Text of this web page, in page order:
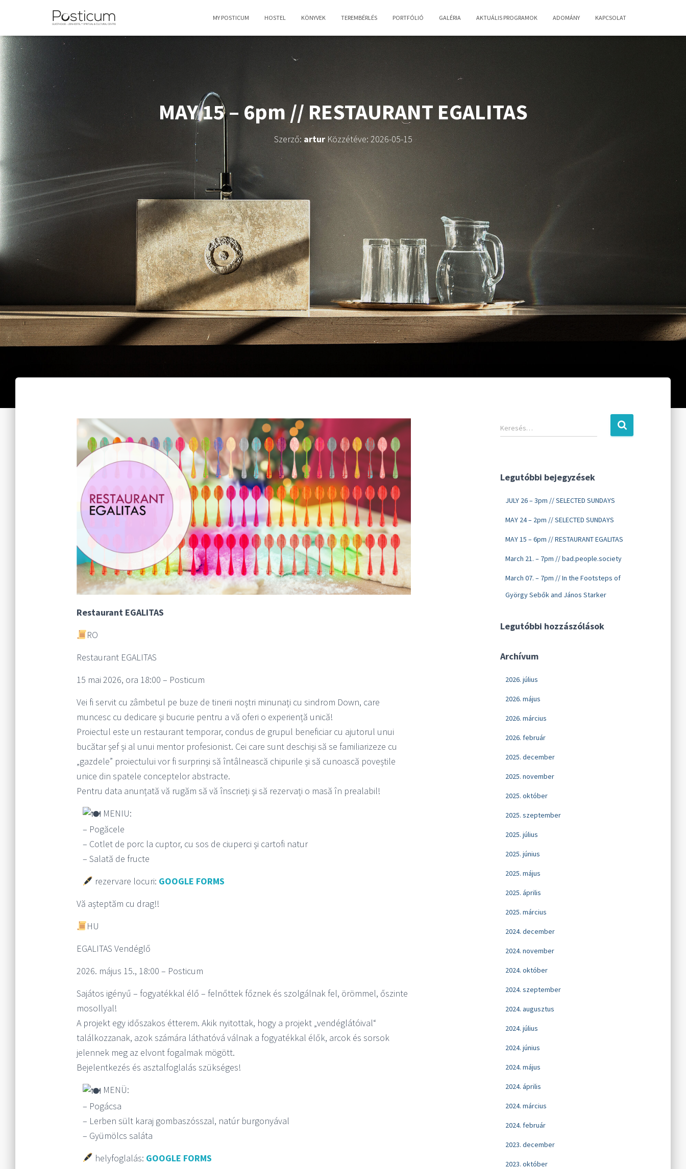
MY POSTICUM HOSTEL KÖNYVEK TEREMBÉRLÉS PORTFÓLIÓ GALÉRIA AKTUÁLIS PROGRAMOK ADOMÁNY KAPCSOLAT
MAY 15 – 6pm // RESTAURANT EGALITAS
Szerző: arturKözzétéve: 2026-05-15
Restaurant EGALITAS
RO
Restaurant EGALITAS
15 mai 2026, ora 18:00 – Posticum
Vei fi servit cu zâmbetul pe buze de tinerii noștri minunați cu sindrom Down, care
muncesc cu dedicare și bucurie pentru a vă oferi o experiență unică!
Proiectul este un restaurant temporar, condus de grupul beneficiar cu ajutorul unui
bucătar șef și al unui mentor profesionist. Cei care sunt deschiși să se familiarizeze cu
„gazdele” proiectului vor fi surprinși să întâlnească chipurile și să cunoască poveștile
unice din spatele conceptelor abstracte.
Pentru data anunțată vă rugăm să vă înscrieți și să rezervați o masă în prealabil!
MENIU:
– Pogăcele
– Cotlet de porc la cuptor, cu sos de ciuperci și cartofi natur
– Salată de fructe
rezervare locuri: GOOGLE FORMS
Vă așteptăm cu drag!!
HU
EGALITAS Vendéglő
2026. május 15., 18:00 – Posticum
Sajátos igényű – fogyatékkal élő – felnőttek főznek és szolgálnak fel, örömmel, őszinte
mosollyal!
A projekt egy időszakos étterem. Akik nyitottak, hogy a projekt „vendéglátóival“
találkozzanak, azok számára láthatóvá válnak a fogyatékkal élők, arcok és sorsok
jelennek meg az elvont fogalmak mögött.
Bejelentkezés és asztalfoglalás szükséges!
MENÜ:
– Pogácsa
– Lerben sült karaj gombaszósszal, natúr burgonyával
– Gyümölcs saláta
helyfoglalás: GOOGLE FORMS
Keresés…
Legutóbbi bejegyzések
JULY 26 – 3pm // SELECTED SUNDAYS
MAY 24 – 2pm // SELECTED SUNDAYS
MAY 15 – 6pm // RESTAURANT EGALITAS
March 21. – 7pm // bad.people.society
March 07. – 7pm // In the Footsteps of
György Sebők and János Starker
Legutóbbi hozzászólások
Archívum
2026. július
2026. május
2026. március
2026. február
2025. december
2025. november
2025. október
2025. szeptember
2025. július
2025. június
2025. május
2025. április
2025. március
2024. december
2024. november
2024. október
2024. szeptember
2024. augusztus
2024. július
2024. június
2024. május
2024. április
2024. március
2024. február
2023. december
2023. október